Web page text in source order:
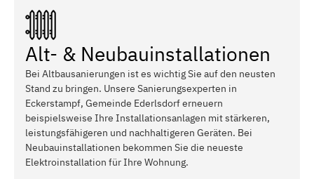
Alt- & Neubauinstallationen
Bei Altbausanierungen ist es wichtig Sie auf den neusten
Stand zu bringen. Unsere Sanierungsexperten in
Eckerstampf, Gemeinde Ederlsdorf erneuern
beispielsweise Ihre Installationsanlagen mit stärkeren,
leistungsfähigeren und nachhaltigeren Geräten. Bei
Neubauinstallationen bekommen Sie die neueste
Elektroinstallation für Ihre Wohnung.